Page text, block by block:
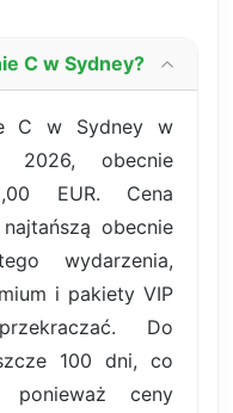
C w Sydney?
C w Sydney w
2026, obecnie
EUR. Cena
obecnie
wydarzenia,
i pakiety VIP
Do
100 dni, co
ponieważ ceny